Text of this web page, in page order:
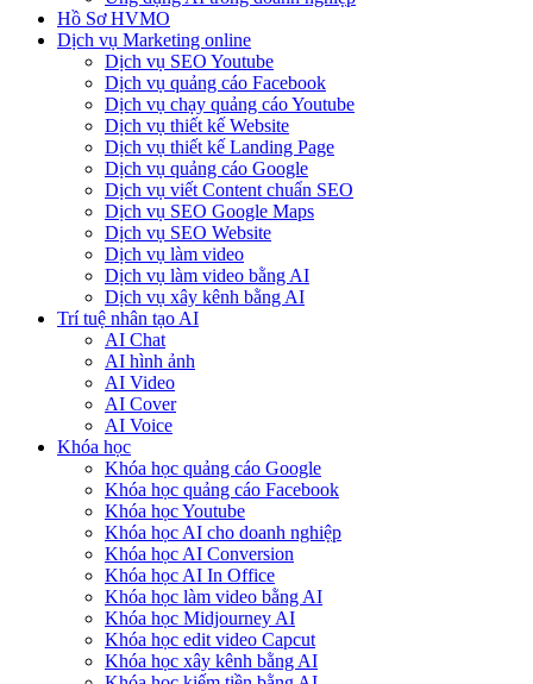
Hồ Sơ HVMO
Dịch vụ Marketing online
Dịch vụ SEO Youtube
Dịch vụ quảng cáo Facebook
Dịch vụ chạy quảng cáo Youtube
Dịch vụ thiết kế Website
Dịch vụ thiết kế Landing Page
Dịch vụ quảng cáo Google
Dịch vụ viết Content chuẩn SEO
Dịch vụ SEO Google Maps
Dịch vụ SEO Website
Dịch vụ làm video
Dịch vụ làm video bằng AI
Dịch vụ xây kênh bằng AI
Trí tuệ nhân tạo AI
AI Chat
AI hình ảnh
AI Video
AI Cover
AI Voice
Khóa học
Khóa học quảng cáo Google
Khóa học quảng cáo Facebook
Khóa học Youtube
Khóa học AI cho doanh nghiệp
Khóa học AI Conversion
Khóa học AI In Office
Khóa học làm video bằng AI
Khóa học Midjourney AI
Khóa học edit video Capcut
Khóa học xây kênh bằng AI